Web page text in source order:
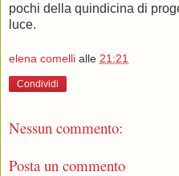
pochi della quindicina di
luce.
elena comelli alle 21:21
Condividi
Nessun commento:
Posta un commento